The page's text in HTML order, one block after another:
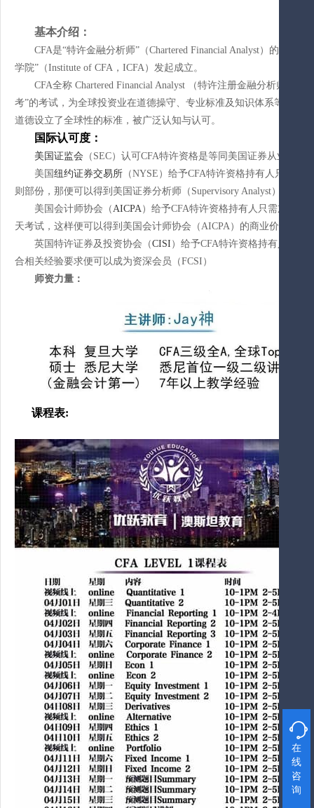
基本介绍：
CFA是“特许金融分析师”（Chartered Financial Analyst）的简称，
学院”（Institute of CFA，ICFA）发起成立。
CFA全称 Chartered Financial Analyst （特许注册金融分析师）
考”的考试，为全球投资业在道德操守、专业标准及知识体系等方面
道德设立了全球性的标准，被广泛认知与认可。
国际认可度 ：
美国证监会 （ SEC）认可CFA特许资格是等同美国证券从业员第
美国 纽约证券交易所 （NYSE）给予CFA特许资格持有人只需加考
则部份，那便可以得到美国证券分析师（Supervisory Analyst）专业资
美国会计师协会（AICPA）给予CFA特许资格持有人只需加考由
天考试，这样便可以得到美国会计师协会（AICPA）的商业价值评估
英国特许证券及投资协会（CISI ）给予CFA特许资格持有人可以
合相关经验要求便可以成为资深会员（FCSI）
师资力量：
课程表:

在
线
咨
询